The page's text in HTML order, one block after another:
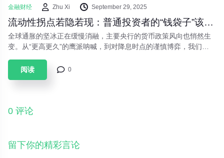
金融财经 Zhu Xi September 29, 2025
流动性拐点若隐若现：普通投资者的“钱袋子”该如何布局？
全球通胀的坚冰正在缓慢消融，主要央行的货币政策风向也悄然生
变。从“更高更久”的鹰派呐喊，到对降息时点的谨慎博弈，我们似
袋子”意味着什么？又该如何未雨绸缪，调整资产配置的航向？
阅读 0
0 评论
留下你的精彩言论